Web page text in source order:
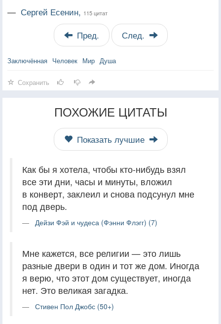
— Сергей Есенин, 115 цитат
Пред. След.
Заключённая Человек Мир Душа
Сохранить
ПОХОЖИЕ ЦИТАТЫ
Показать лучшие
Как бы я хотела, чтобы кто-нибудь взял
все эти дни, часы и минуты, вложил
в конверт, заклеил и снова подсунул мне
под дверь.
Дейзи Фэй и чудеса (Фэнни Флэгг) (7)
Мне кажется, все религии — это лишь
разные двери в один и тот же дом. Иногда
я верю, что этот дом существует, иногда
нет. Это великая загадка.
Стивен Пол Джобс (50+)